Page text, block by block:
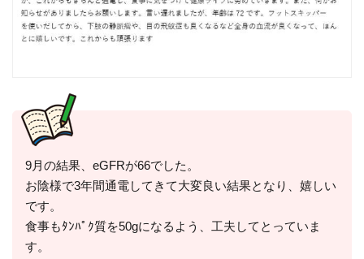
9月の結果、eGFRが66でした。
お陰様で3年間通電してきて大変良い結果となり、嬉しい
です。
食事もﾀﾝﾊﾟｸ質を50gになるよう、工夫してとっていま
す。